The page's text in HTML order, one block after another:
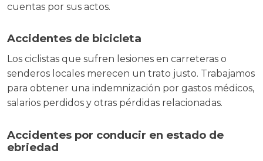
cuentas por sus actos.
Accidentes de bicicleta
Los ciclistas que sufren lesiones en carreteras o
senderos locales merecen un trato justo. Trabajamos
para obtener una indemnización por gastos médicos,
salarios perdidos y otras pérdidas relacionadas.
Accidentes por conducir en estado de
ebriedad